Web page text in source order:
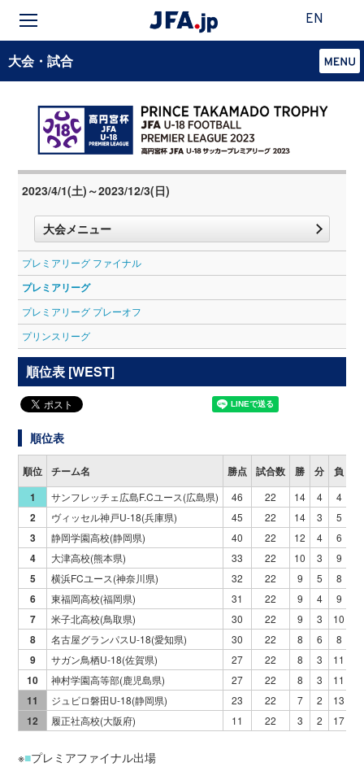
EN
大会・試合
2023/4/1(土)～2023/12/3(日)
大会メニュー
プレミアリーグ ファイナル
プレミアリーグ
プレミアリーグ プレーオフ
プリンスリーグ
順位表 [WEST]
順位表
順位 チーム名 勝点 試合数 勝 分 負
1
サンフレッチェ広島F.Cユース(広島県) 46 22 14 4 4
2 ヴィッセル神戸U-18(兵庫県) 45 22 14 3 5
3 静岡学園高校(静岡県) 40 22 12 4 6
4 大津高校(熊本県) 33 22 10 3 9
5 横浜FCユース(神奈川県) 32 22 9 5 8
6 東福岡高校(福岡県) 31 22 9 4 9
7 米子北高校(鳥取県) 30 22 9 3 10
8 名古屋グランパスU-18(愛知県) 30 22 8 6 8
9 サガン鳥栖U-18(佐賀県) 27 22 8 3 11
10 神村学園高等部(鹿児島県) 27 22 8 3 11
11 ジュビロ磐田U-18(静岡県) 23 22 7 2 13
12 履正社高校(大阪府) 11 22 3 2 17
※■プレミアファイナル出場